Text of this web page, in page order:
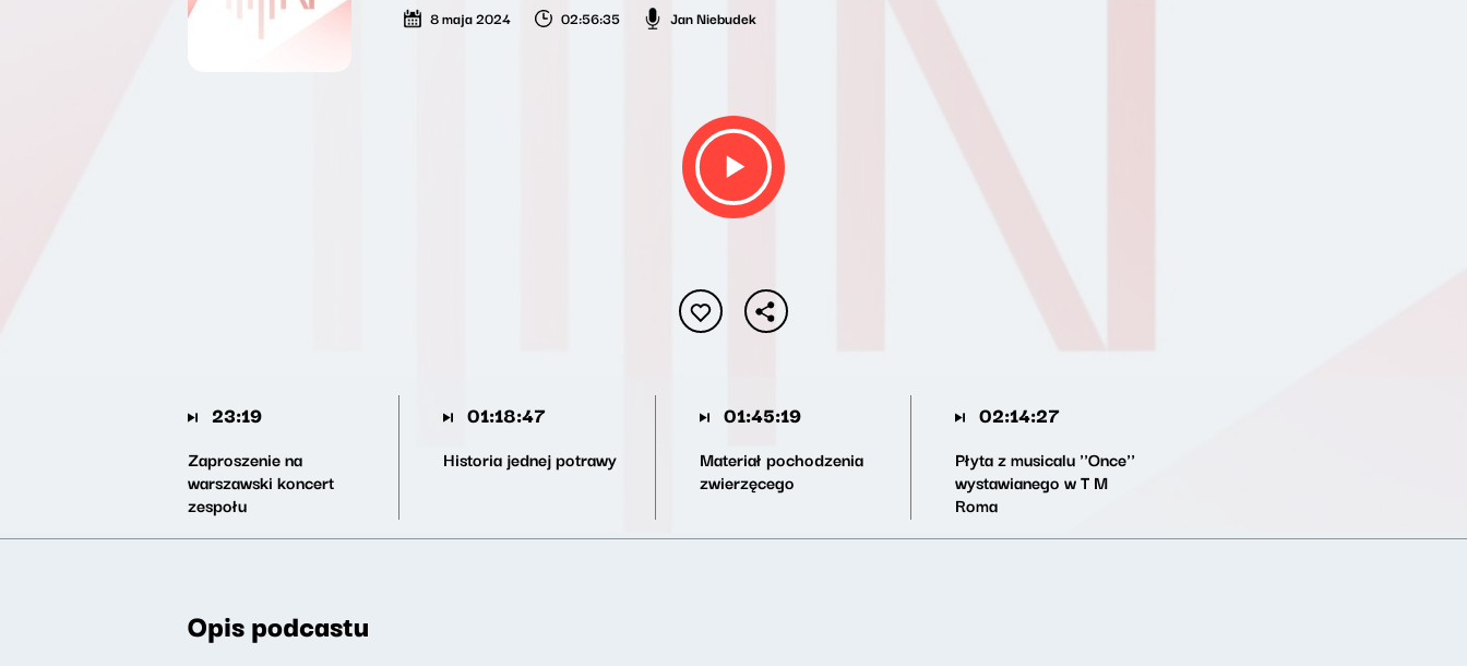
8 maja 2024 02:56:35 Jan Niebudek
23:19
Zaproszenie na
warszawski koncert
zespołu
01:18:47
Historia jednej potrawy
01:45:19
Materiał pochodzenia
zwierzęcego
02:14:27
Płyta z musicalu ''Once''
wystawianego w T M
Roma
Opis podcastu